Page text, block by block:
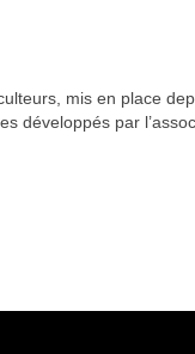
mis en place
développés par